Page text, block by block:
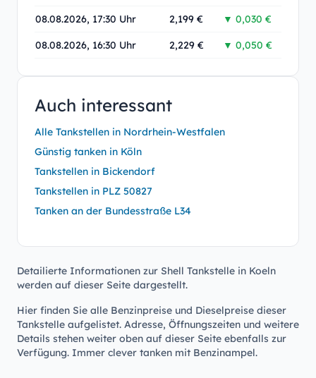
08.08.2026, 17:30 Uhr 2,199 € ▼ 0,030 €
08.08.2026, 16:30 Uhr 2,229 € ▼ 0,050 €
Auch interessant
Alle Tankstellen in Nordrhein-Westfalen
Günstig tanken in Köln
Tankstellen in Bickendorf
Tankstellen in PLZ 50827
Tanken an der Bundesstraße L34
Detailierte Informationen zur Shell Tankstelle in Koeln
werden auf dieser Seite dargestellt.
Hier finden Sie alle Benzinpreise und Dieselpreise dieser
Tankstelle aufgelistet. Adresse, Öffnungszeiten und weitere
Details stehen weiter oben auf dieser Seite ebenfalls zur
Verfügung. Immer clever tanken mit Benzinampel.